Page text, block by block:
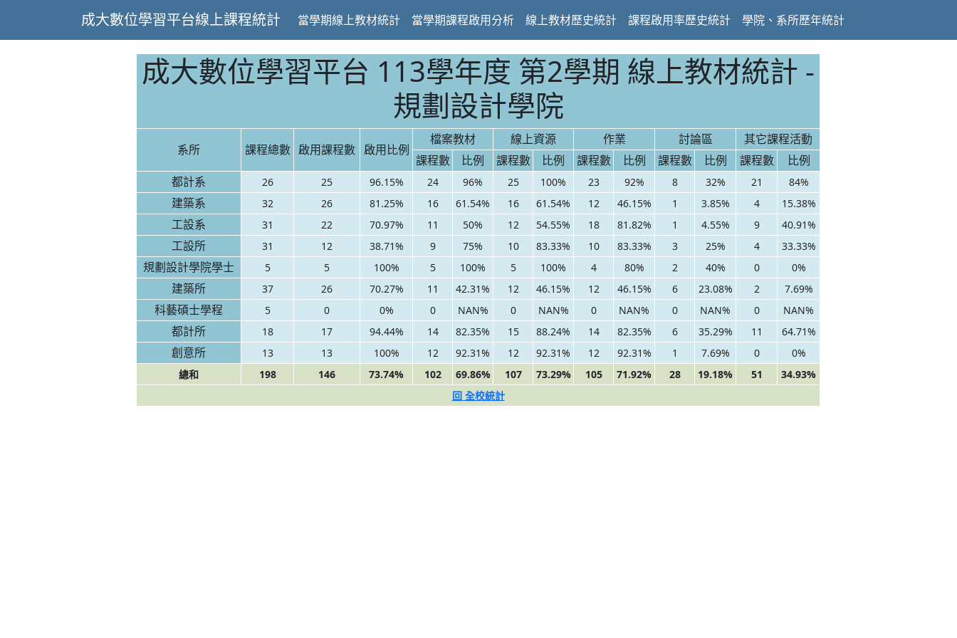
成大數位學習平台線上課程統計 當學期線上教材統計 當學期課程啟用分析 線上教材歷史統計 課程啟用率歷史統計 學院、系所歷年統計
成大數位學習平台 113學年度 第2學期 線上教材統計 -
規劃設計學院
系所 課程總數 啟用課程數 啟用比例
檔案教材 線上資源 作業 討論區
其它課程活動
課程數
比例 課程數 比例 課程數 比例 課程數 比例 課程數
比例
都計系
26 25 96.15% 24 96% 25 100% 23 92% 8 32% 21 84%
建築系 32 26 81.25% 16 61.54% 16 61.54% 12 46.15% 1 3.85% 4 15.38%
工設系 31 22 70.97% 11 50% 12 54.55% 18 81.82% 1 4.55% 9 40.91%
工設所 31 12 38.71% 9 75% 10 83.33% 10 83.33% 3 25% 4 33.33%
規劃設計學院學士 5 5 100% 5 100% 5 100% 4 80% 2 40% 0 0%
建築所 37 26 70.27% 11 42.31% 12 46.15% 12 46.15% 6 23.08% 2 7.69%
科藝碩士學程 5 0 0% 0 NAN% 0 NAN% 0 NAN% 0 NAN% 0 NAN%
都計所 18 17 94.44% 14 82.35% 15 88.24% 14 82.35% 6 35.29% 11 64.71%
創意所 13 13 100% 12 92.31% 12 92.31% 12 92.31% 1 7.69% 0
0%
總和
198 146 73.74% 102 69.86% 107 73.29% 105 71.92% 28 19.18% 51
34.93%
回 全校統計